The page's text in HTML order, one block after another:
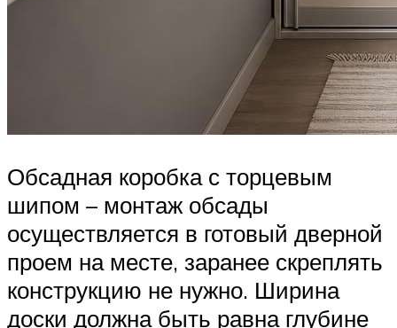
Обсадная коробка с торцевым
шипом – монтаж обсады
осуществляется в готовый дверной
проем на месте, заранее скреплять
конструкцию не нужно. Ширина
доски должна быть равна глубине